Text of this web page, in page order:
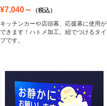
¥7,040～
（税込）
キッチンカーや店頭幕、応援幕に使用が
できます！ハトメ加工。紐でつけるタイ
プです。